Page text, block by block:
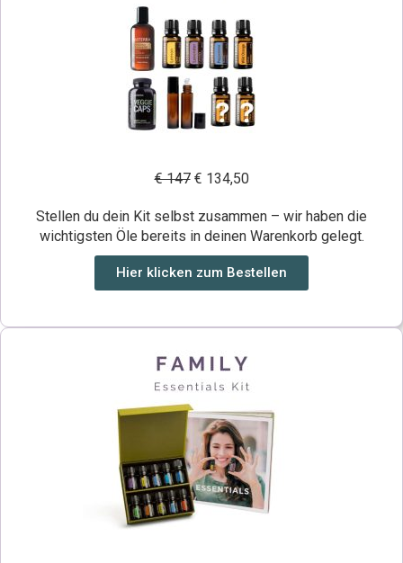
€ 147€ 134,50
Stellen du dein Kit selbst zusammen – wir haben die
wichtigsten Öle bereits in deinen Warenkorb gelegt.
Hier klicken zum Bestellen